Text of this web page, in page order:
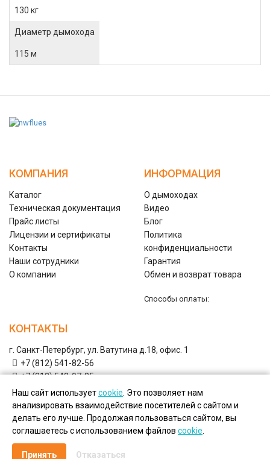
130 кг
Диаметр дымохода
115 м
КОМПАНИЯ
Каталог
Техническая документация
Прайс листы
Лицензии и сертификаты
Контакты
Наши сотрудники
О компании
ИНФОРМАЦИЯ
О дымоходах
Видео
Блог
Политика
конфиденциальности
Гарантия
Обмен и возврат товара
Способы оплаты:
КОНТАКТЫ
г. Санкт-Петербург, ул. Ватутина д.18, офис. 1
+7 (812) 541-82-56
+7 (812) 542-07-85
+7 (812) 380-40-47
+7 (812) 380-41-39
Email:shop@nwflues.ru
Наш сайт используетcookie . Это позволяет нам
анализировать взаимодействие посетителей с сайтом и
делать его лучше. Продолжая пользоваться сайтом, вы
соглашаетесь с использованием файлов cookie
Принять Отказаться